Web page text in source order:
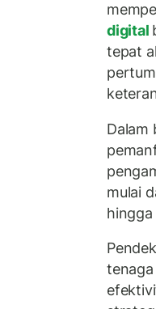
digital
tepat
Dalam
mulai